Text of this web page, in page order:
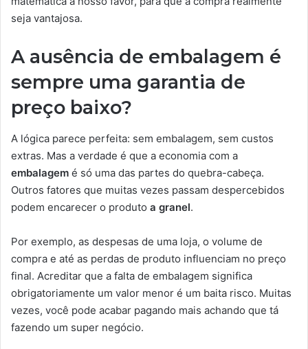
seja vantajosa.
A ausência de embalagem é
sempre uma garantia de
preço baixo?
A lógica parece perfeita: sem embalagem, sem custos
extras. Mas a verdade é que a economia com a
embalagem é só uma das partes do quebra-cabeça.
Outros fatores que muitas vezes passam despercebidos
podem encarecer o produto a granel.
Por exemplo, as despesas de uma loja, o volume de
compra e até as perdas de produto influenciam no preço
final. Acreditar que a falta de embalagem significa
obrigatoriamente um valor menor é um baita risco. Muitas
vezes, você pode acabar pagando mais achando que tá
fazendo um super negócio.